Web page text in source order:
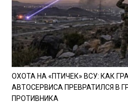
ОХОТА НА «ПТИЧЕК» ВСУ: КАК
АВТОСЕРВИСА ПРЕВРАТИЛСЯ В
ПРОТИВНИКА